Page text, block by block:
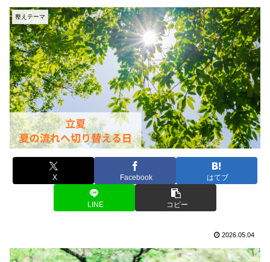
整えテーマ
X Facebook はてブ
LINE コピー
2026.05.04